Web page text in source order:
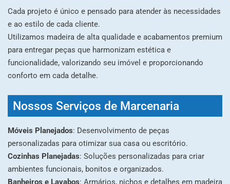
Cada projeto é único e pensado para atender às necessidades
e ao estilo de cada cliente.
Utilizamos madeira de alta qualidade e acabamentos premium
para entregar peças que harmonizam estética e
funcionalidade, valorizando seu imóvel e proporcionando
conforto em cada detalhe.
Nossos Serviços de Marcenaria
Móveis Planejados: Desenvolvimento de peças
personalizadas para otimizar sua casa ou escritório.
Cozinhas Planejadas: Soluções personalizadas para criar
ambientes funcionais, bonitos e organizados.
Banheiros e Lavabos: Armários, nichos e detalhes em madeira